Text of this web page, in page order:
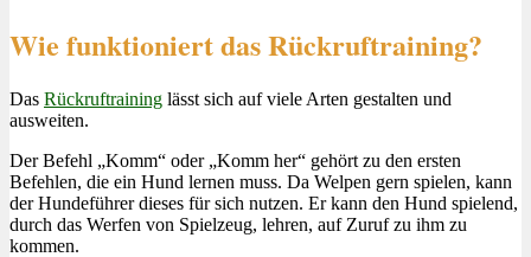
Wie funktioniert das Rückruftraining?
Das Rückruftraining lässt sich auf viele Arten gestalten und
ausweiten.
Der Befehl „Komm“ oder „Komm her“ gehört zu den ersten
Befehlen, die ein Hund lernen muss. Da Welpen gern spielen, kann
der Hundeführer dieses für sich nutzen. Er kann den Hund spielend,
durch das Werfen von Spielzeug, lehren, auf Zuruf zu ihm zu
kommen.